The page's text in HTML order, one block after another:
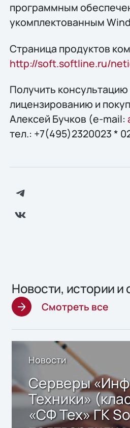
программным
укомплектованным
Страница продуктов
http://soft.softline.ru/
Получить конcультацию
лицензированию и
Алексей Бучков (e-mail:
тел.: +7(495)2320023 *
Новости, истории и
Смотреть все
Новости
Серверы
Техники»
«СФ Тех» ГК